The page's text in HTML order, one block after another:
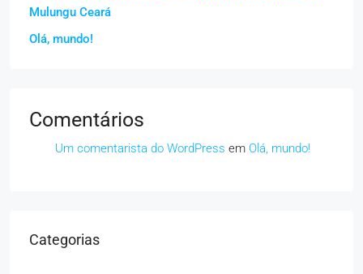
Mulungu Ceará
Olá, mundo!
Comentários
Um comentarista do WordPress em Olá, mundo!
Categorias